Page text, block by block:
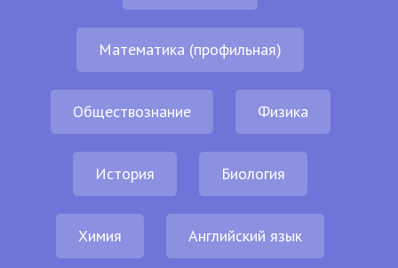
Математика (профильная)
Обществознание Физика
История Биология
Химия Английский язык